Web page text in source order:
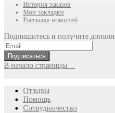
История заказов
Мои закладки
Рассылка новостей
Подпишитесь и получите
Подписаться
В начало страницы
Отзывы
Помощь
Сотрудничество